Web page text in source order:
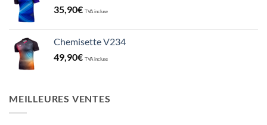
35,90€ TVA incluse
Chemisette V234
49,90€ TVA incluse
MEILLEURES VENTES